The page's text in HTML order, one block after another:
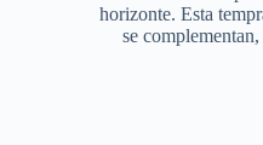
horizonte. Esta
se